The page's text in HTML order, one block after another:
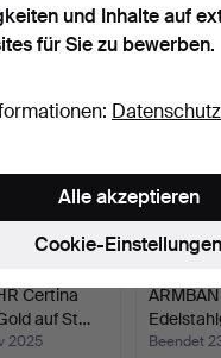
Certina
auf St…
2025
Beendet
und Inhalte auf
für Sie zu bewerben.
Cookie-Einstellungen
Alle akzeptieren